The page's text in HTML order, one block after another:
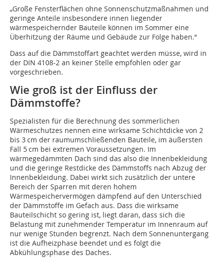
„Große Fensterflächen ohne Sonnenschutzmaßnahmen und
geringe Anteile insbesondere innen liegender
wärmespeichernder Bauteile können im Sommer eine
Überhitzung der Räume und Gebäude zur Folge haben.“
Dass auf die Dämmstoffart geachtet werden müsse, wird in
der DIN 4108-2 an keiner Stelle empfohlen oder gar
vorgeschrieben.
Wie groß ist der Einfluss der
Dämmstoffe?
Spezialisten für die Berechnung des sommerlichen
Wärmeschutzes nennen eine wirksame Schichtdicke von 2
bis 3 cm der raumumschließenden Bauteile, im äußersten
Fall 5 cm bei extremen Voraussetzungen. Im
wärmegedämmten Dach sind das also die Innenbekleidung
und die geringe Restdicke des Dämmstoffs nach Abzug der
Innenbekleidung. Dabei wirkt sich zusätzlich der untere
Bereich der Sparren mit deren hohem
Wärmespeichervermögen dämpfend auf den Unterschied
der Dämmstoffe im Gefach aus. Dass die wirksame
Bauteilschicht so gering ist, liegt daran, dass sich die
Belastung mit zunehmender Temperatur im Innenraum auf
nur wenige Stunden begrenzt. Nach dem Sonnenuntergang
ist die Aufheizphase beendet und es folgt die
Abkühlungsphase des Daches.